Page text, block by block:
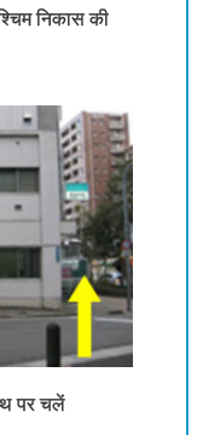
निकास की
पर चलें